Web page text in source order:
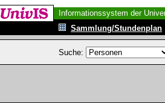
Informationssystem der
Sammlung/Stundenplan
Suche: